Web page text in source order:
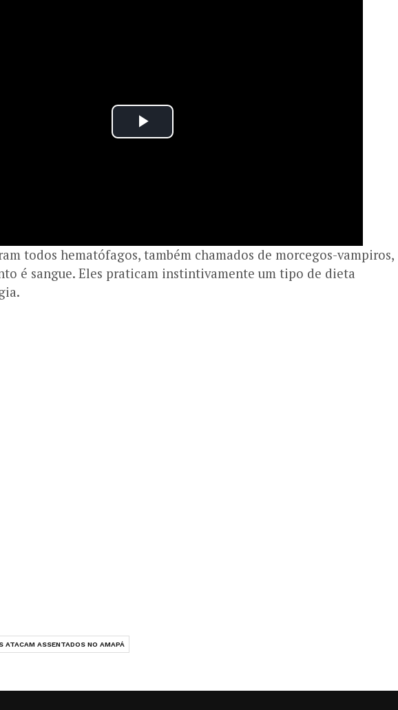
todos hematófagos, também chamados de morcegos-vampiros,
é sangue. Eles praticam instintivamente um tipo de dieta
ATACAM ASSENTADOS NO AMAPÁ